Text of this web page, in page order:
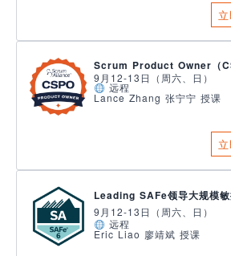
Scrum Product Owner（
9月12-13日（周六、日）
远程
Lance Zhang 张宁宁 授课
Leading SAFe领导大规模
9月12-13日（周六、日）
远程
Eric Liao 廖靖斌 授课